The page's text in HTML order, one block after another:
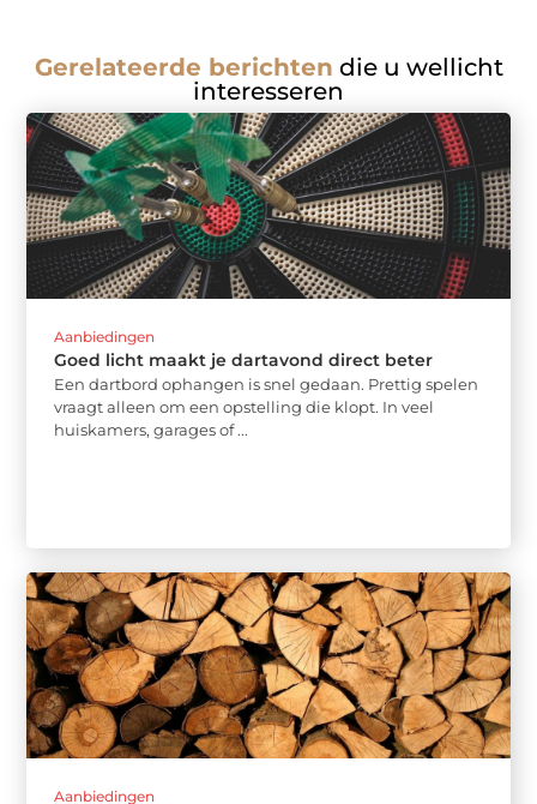
Gerelateerde berichten die u wellicht
interesseren
Aanbiedingen
Goed licht maakt je dartavond direct beter
Een dartbord ophangen is snel gedaan. Prettig spelen
vraagt alleen om een opstelling die klopt. In veel
huiskamers, garages of ...
Aanbiedingen